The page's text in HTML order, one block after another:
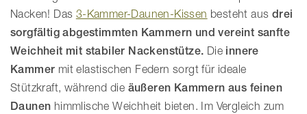
Nacken! Das 3-Kammer-Daunen-Kissen besteht aus drei
sorgfältig abgestimmten Kammern und vereint sanfte
Weichheit mit stabiler Nackenstütze. Die innere
Kammer mit elastischen Federn sorgt für ideale
Stützkraft, während die äußeren Kammern aus feinen
Daunen himmlische Weichheit bieten. Im Vergleich zum